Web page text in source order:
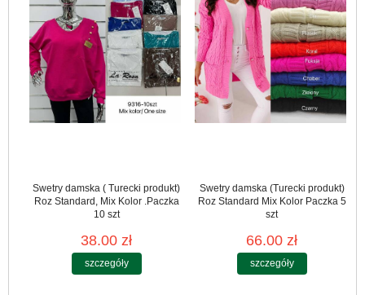
Swetry damska ( Turecki produkt)
Roz Standard, Mix Kolor .Paczka
10 szt
38.00 zł
szczegóły
Swetry damska (Turecki produkt)
Roz Standard Mix Kolor Paczka 5
szt
66.00 zł
szczegóły